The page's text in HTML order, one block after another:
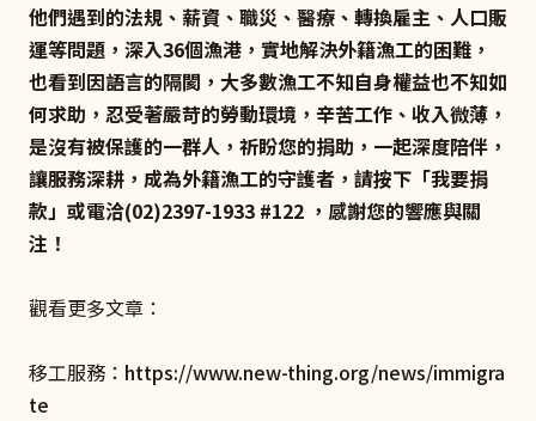
他們遇到的法規、薪資、職災、醫療、轉換雇主、人口販
運等問題，深入36個漁港，實地解決外籍漁工的困難，
也看到因語言的隔閡，大多數漁工不知自身權益也不知如
何求助，忍受著嚴苛的勞動環境，辛苦工作、收入微薄，
是沒有被保護的一群人，祈盼您的捐助，一起深度陪伴，
讓服務深耕，成為外籍漁工的守護者，請按下「我要捐
款」或電洽(02)2397-1933 #122 ，感謝您的響應與關
注！
觀看更多文章：
移工服務： https://www.new-thing.org/news/immigra
te